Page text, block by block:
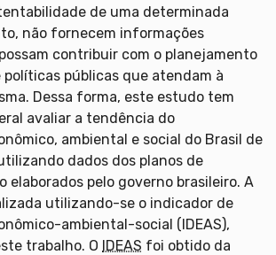
de uma determinada
não fornecem informações
contribuir com o planejamento
públicas que atendam à
Dessa forma, este estudo tem
avaliar a tendência do
ambiental e social do Brasil de
dados dos planos de
elaborados pelo governo brasileiro. A
utilizando-se o indicador de
ambiental-social (IDEAS),
trabalho. O IDEAS foi obtido da